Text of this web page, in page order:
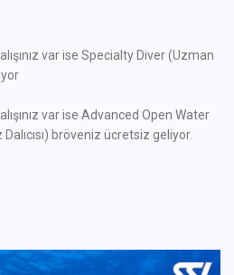
var ise Specialty Diver (Uzman
var ise Advanced Open Water
bröveniz ücretsiz geliyor.